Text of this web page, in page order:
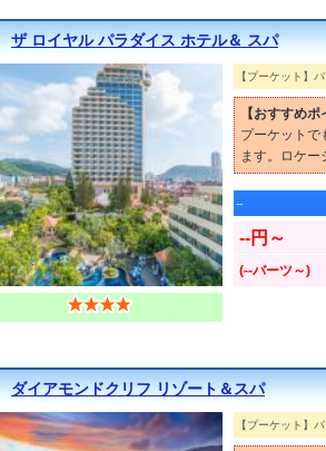
ザ ロイヤル パラダイス ホテル＆ スパ
【プーケット】
【おすすめポ
プーケットで
ます。ロケー
--
--円～
(--バーツ～)
ダイアモンドクリフ リゾート＆スパ
【プーケット】